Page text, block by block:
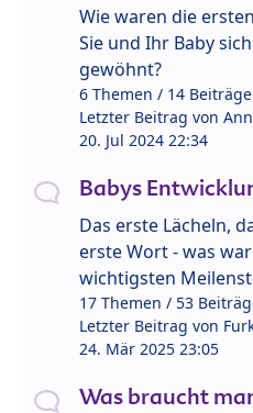
Wie waren die
Sie und Ihr Baby
gewöhnt?
6 Themen / 14 Beiträge
Letzter Beitrag von
20. Jul 2024 22:34
Babys
Das erste Lächeln,
erste Wort - was
wichtigsten
17 Themen / 53
Letzter Beitrag von
24. Mär 2025 23:05
Was braucht